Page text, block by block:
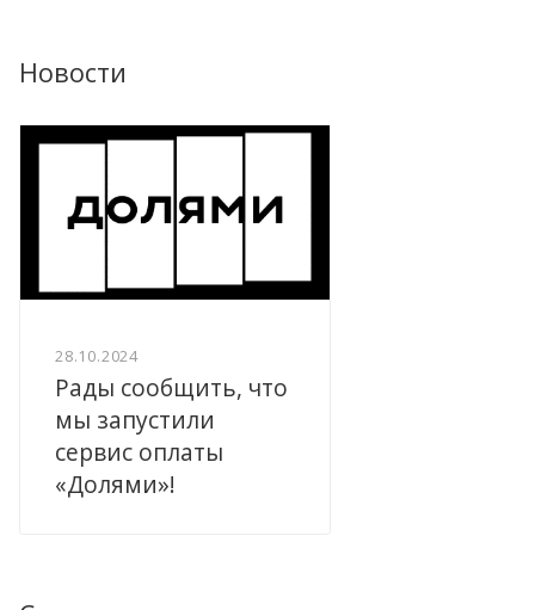
Новости
28.10.2024
Рады сообщить, что
мы запустили
сервис оплаты
«Долями»!